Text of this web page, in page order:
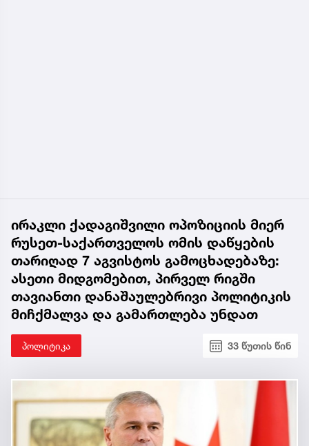
ირაკლი ქადაგიშვილი ოპოზიციის მიერ
რუსეთ-საქართველოს ომის დაწყების
თარიღად 7 აგვისტოს გამოცხადებაზე:
ასეთი მიდგომებით, პირველ რიგში
თავიანთი დანაშაულებრივი პოლიტიკის
მიჩქმალვა და გამართლება უნდათ
პოლიტიკა 33 წუთის წინ